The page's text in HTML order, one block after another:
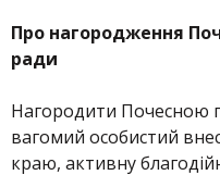
Про нагородження
ради
Нагородити Почесною
вагомий особистий
краю, активну